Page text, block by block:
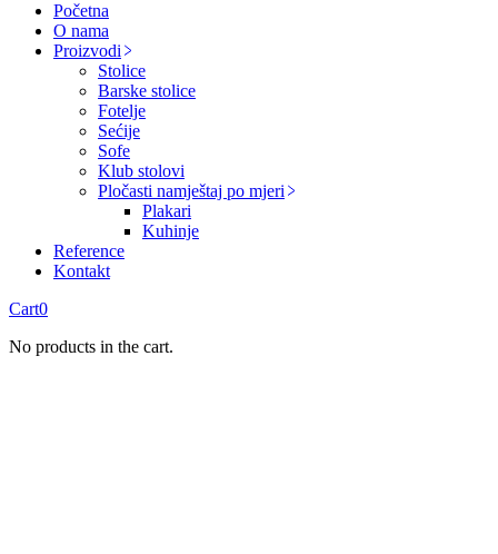
Početna
O nama
Proizvodi
Stolice
Barske stolice
Fotelje
Sećije
Sofe
Klub stolovi
Pločasti namještaj po mjeri
Plakari
Kuhinje
Reference
Kontakt
Cart0
No products in the cart.